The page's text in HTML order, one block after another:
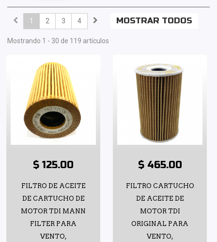
MOSTRAR TODOS
1 2 3 4
Mostrando 1 - 30 de 119 artículos
$ 125.00
FILTRO DE ACEITE
DE CARTUCHO DE
MOTOR TDI MANN
FILTER PARA
VENTO,
$ 465.00
FILTRO CARTUCHO
DE ACEITE DE
MOTOR TDI
ORIGINAL PARA
VENTO,